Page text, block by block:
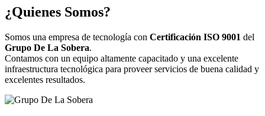
¿Quienes Somos?
Somos una empresa de tecnología con Certificación ISO 9001 del
Grupo De La Sobera.
Contamos con un equipo altamente capacitado y una excelente
infraestructura tecnológica para proveer servicios de buena calidad y
excelentes resultados.